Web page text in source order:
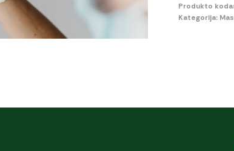
masažas
Produkto
Kategorija: